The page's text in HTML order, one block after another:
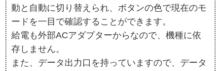
動と自動に切り替えられ、ボタンの色で現在のモ
ードを一目で確認することができます。
給電も外部ACアダプターからなので、機種に依
存しません。
また、データ出力口を持っていますので、データ